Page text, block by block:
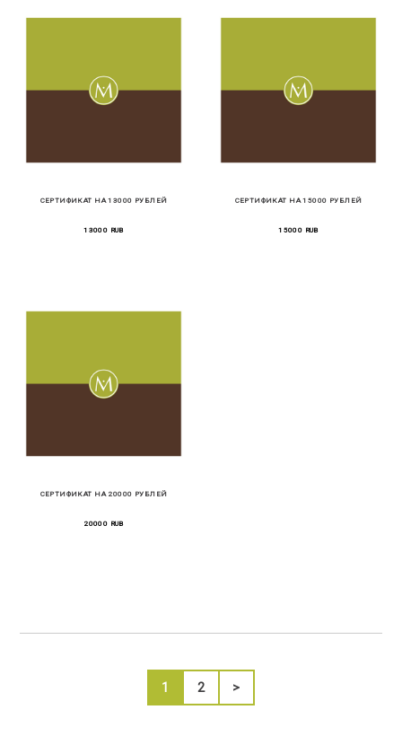
СЕРТИФИКАТ НА 13000 РУБЛЕЙ
13000 RUB
СЕРТИФИКАТ НА 15000 РУБЛЕЙ
15000 RUB
СЕРТИФИКАТ НА 20000 РУБЛЕЙ
20000 RUB
1 2 >